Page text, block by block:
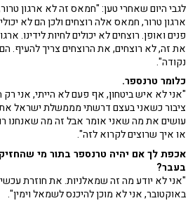
לגבי היום שאחרי טען: "חמאס זה לא ארגון
ארגון טרור, חמאס אלה רוצחים ולכן הם לא
פנים ואופן. רוצחים לא יכולים לחיות לידינו.
את זה, לא רוצחים, את הרוצחים צריך להעיף. הם
נקודה".
כלומר טרנספר.
"אני לא איש ביטחון, אף פעם לא הייתי, אני
ציבור כשאני בעצם דרשתי מממשלת ישראל את
עושים את מה שאני אומר אבל זה מה שאנחנו
או איך שרוצים לקרוא לזה".
אכפת לך אם יהיה טרנספר בתור מי
בעבר?
באוקטובר, אני לא מוכן להיכנס לשמאל וימין".